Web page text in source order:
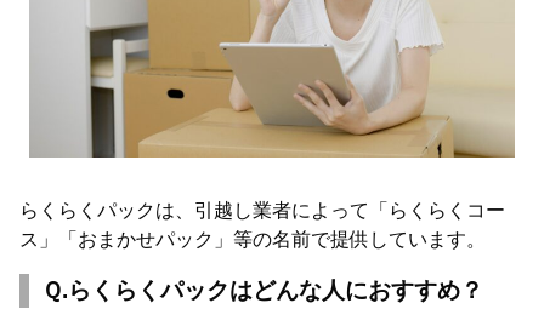
らくらくパックは、引越し業者によって「らくらくコー
ス」「おまかせパック」等の名前で提供しています。
Ｑ.らくらくパックはどんな人におすすめ？